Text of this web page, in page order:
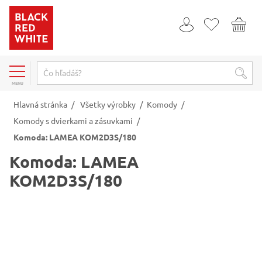
MENU
Hlavná stránka / Všetky výrobky / Komody /
Komody s dvierkami a zásuvkami /
Komoda: LAMEA KOM2D3S/180
Komoda: LAMEA
KOM2D3S/180